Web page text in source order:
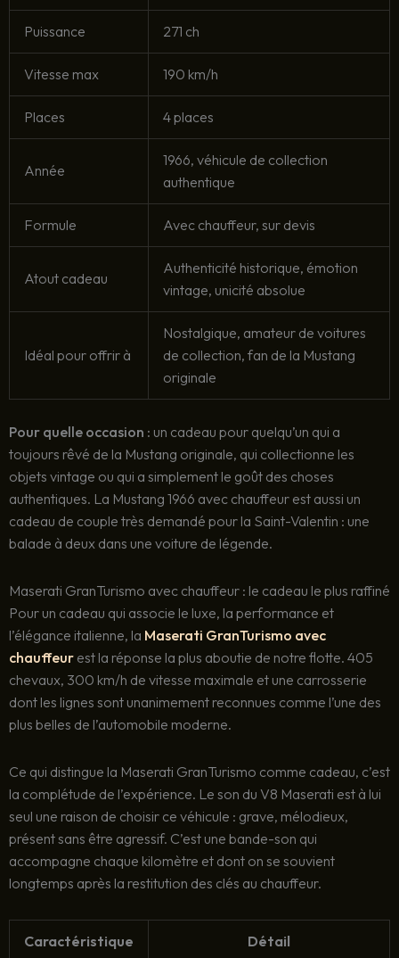
Puissance 271 ch
Vitesse max 190 km/h
Places 4 places
Année
1966, véhicule de collection
authentique
Formule Avec chauffeur, sur devis
Atout cadeau
Authenticité historique, émotion
vintage, unicité absolue
Idéal pour offrir à
Nostalgique, amateur de voitures
de collection, fan de la Mustang
originale
Pour quelle occasion : un cadeau pour quelqu’un qui a
toujours rêvé de la Mustang originale, qui collectionne les
objets vintage ou qui a simplement le goût des choses
authentiques. La Mustang 1966 avec chauffeur est aussi un
cadeau de couple très demandé pour la Saint-Valentin : une
balade à deux dans une voiture de légende.
Maserati GranTurismo avec chauffeur : le cadeau le plus raffiné
Pour un cadeau qui associe le luxe, la performance et
l’élégance italienne, la Maserati GranTurismo avec
chauffeur est la réponse la plus aboutie de notre flotte. 405
chevaux, 300 km/h de vitesse maximale et une carrosserie
dont les lignes sont unanimement reconnues comme l’une des
plus belles de l’automobile moderne.
Ce qui distingue la Maserati GranTurismo comme cadeau, c’est
la complétude de l’expérience. Le son du V8 Maserati est à lui
seul une raison de choisir ce véhicule : grave, mélodieux,
présent sans être agressif. C’est une bande-son qui
accompagne chaque kilomètre et dont on se souvient
longtemps après la restitution des clés au chauffeur.
Caractéristique Détail